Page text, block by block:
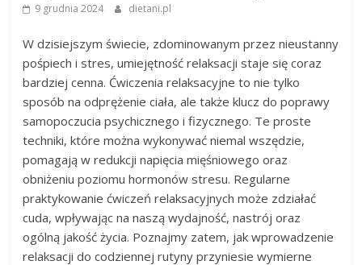
9 grudnia 2024 dietani.pl
W dzisiejszym świecie, zdominowanym przez nieustanny
pośpiech i stres, umiejętność relaksacji staje się coraz
bardziej cenna. Ćwiczenia relaksacyjne to nie tylko
sposób na odprężenie ciała, ale także klucz do poprawy
samopoczucia psychicznego i fizycznego. Te proste
techniki, które można wykonywać niemal wszędzie,
pomagają w redukcji napięcia mięśniowego oraz
obniżeniu poziomu hormonów stresu. Regularne
praktykowanie ćwiczeń relaksacyjnych może zdziałać
cuda, wpływając na naszą wydajność, nastrój oraz
ogólną jakość życia. Poznajmy zatem, jak wprowadzenie
relaksacji do codziennej rutyny przyniesie wymierne